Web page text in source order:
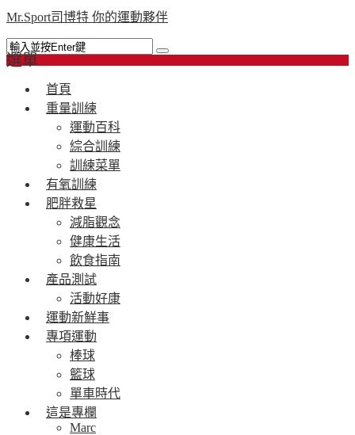
Mr.Sport司博特 你的運動夥伴
選單
首頁
重量訓練
運動百科
綜合訓練
訓練菜單
有氧訓練
肥胖救星
減脂觀念
健康生活
飲食指南
產品測試
活動好康
運動新鮮事
專項運動
棒球
籃球
單車時代
這是專欄
Marc